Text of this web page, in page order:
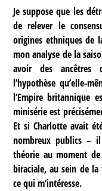
Je suppose que les
de relever le
origines ethniques de
mon analyse de la
avoir des ancêtres
l’hypothèse qu’elle-
l’Empire britannique
minisérie est
Et si Charlotte avait
nombreux publics –
théorie au moment
biraciale, au sein de
ce qui m’intéresse.